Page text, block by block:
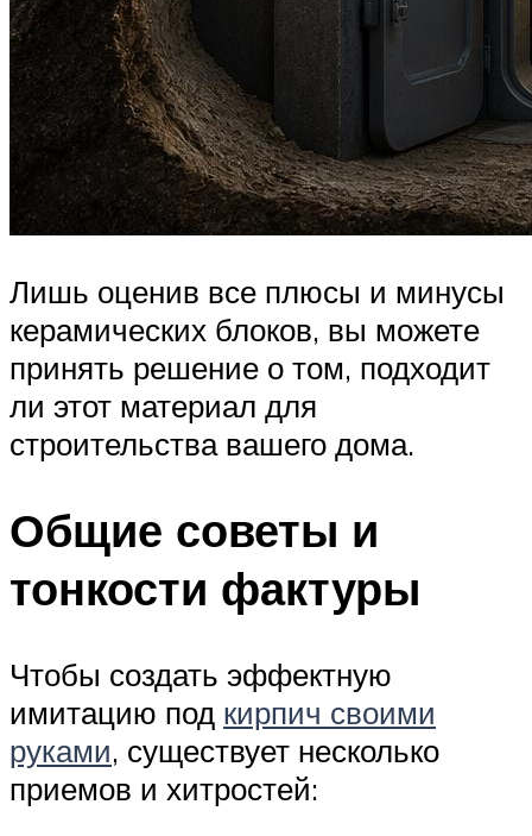
Лишь оценив все плюсы и минусы
керамических блоков, вы можете
принять решение о том, подходит
ли этот материал для
строительства вашего дома.
Общие советы и
тонкости фактуры
Чтобы создать эффектную
имитацию под кирпич своими
руками, существует несколько
приемов и хитростей: